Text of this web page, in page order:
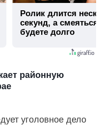
Ролик длится
секунд, а
будете долго
районную
уголовное дело